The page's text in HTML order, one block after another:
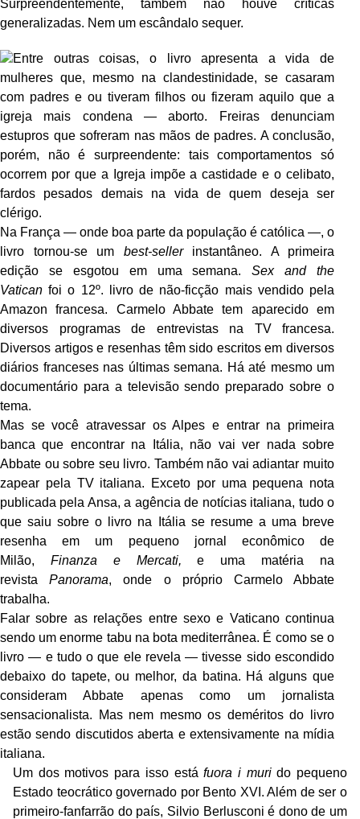
Surpreendentemente, também não houve críticas
generalizadas. Nem um escândalo sequer.
Entre outras coisas, o livro apresenta a vida de
mulheres que, mesmo na clandestinidade, se casaram
com padres e ou tiveram filhos ou fizeram aquilo que a
igreja mais condena — aborto. Freiras denunciam
estupros que sofreram nas mãos de padres. A conclusão,
porém, não é surpreendente: tais comportamentos só
ocorrem por que a Igreja impõe a castidade e o celibato,
fardos pesados demais na vida de quem deseja ser
clérigo.
Na França — onde boa parte da população é católica —, o
livro tornou-se um best-sellerinstantâneo. A primeira
edição se esgotou em uma semana.Sex and the
Vatican foi o 12º. livro de não-ficção mais vendido pela
Amazon francesa. Carmelo Abbate tem aparecido em
diversos programas de entrevistas na TV francesa.
Diversos artigos e resenhas têm sido escritos em diversos
diários franceses nas últimas semana. Há até mesmo um
documentário para a televisão sendo preparado sobre o
tema.
Mas se você atravessar os Alpes e entrar na primeira
banca que encontrar na Itália, não vai ver nada sobre
Abbate ou sobre seu livro. Também não vai adiantar muito
zapear pela TV italiana. Exceto por uma pequena nota
publicada pela Ansa, a agência de notícias italiana, tudo o
que saiu sobre o livro na Itália se resume a uma breve
resenha em um pequeno jornal econômico de
Milão, Finanza e Mercati, e uma matéria na
revistaPanorama, onde o próprio Carmelo Abbate
trabalha.
Falar sobre as relações entre sexo e Vaticano continua
sendo um enorme tabu na bota mediterrânea. É como se o
livro — e tudo o que ele revela — tivesse sido escondido
debaixo do tapete, ou melhor, da batina. Há alguns que
consideram Abbate apenas como um jornalista
sensacionalista. Mas nem mesmo os deméritos do livro
estão sendo discutidos aberta e extensivamente na mídia
italiana.
Um dos motivos para isso estáfuora i murido pequeno
Estado teocrático governado por Bento XVI. Além de ser o
primeiro-fanfarrão do país, Silvio Berlusconi é dono de um